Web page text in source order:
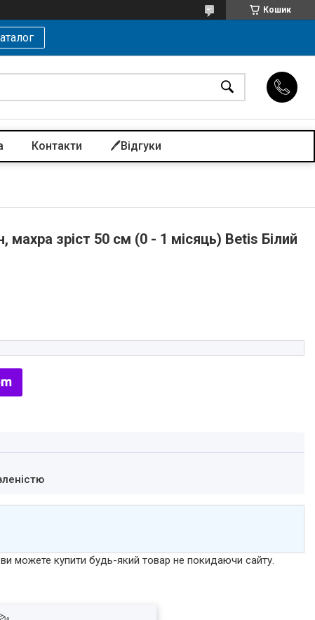
Кошик
Контакти 🖊️Відгуки
махра зріст 50 см (0 - 1 місяць) Betis Білий
ви можете купити будь-який товар не покидаючи сайту.